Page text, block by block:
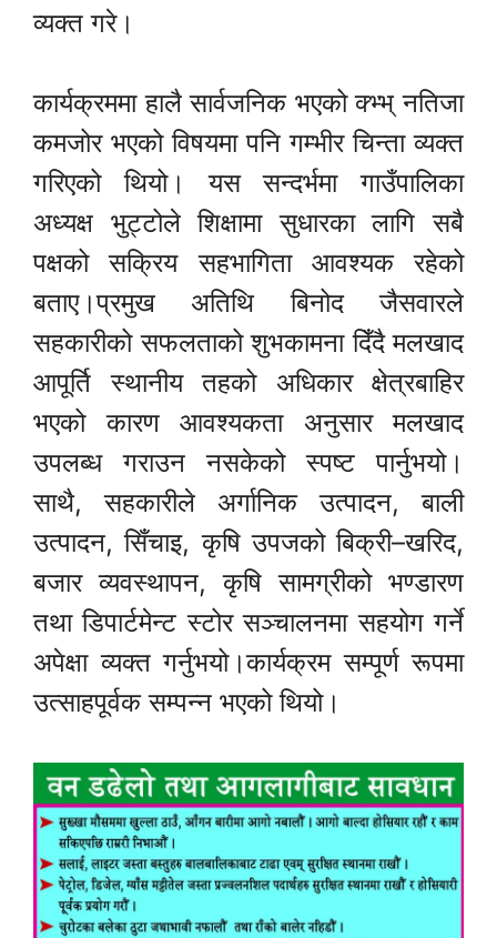
व्यक्त गरे।
कार्यक्रममा हालै सार्वजनिक भएको क्भ्भ् नतिजा
कमजोर भएको विषयमा पनि गम्भीर चिन्ता व्यक्त
गरिएको थियो। यस सन्दर्भमा गाउँपालिका
अध्यक्ष भुट्टोले शिक्षामा सुधारका लागि सबै
पक्षको सक्रिय सहभागिता आवश्यक रहेको
बताए।प्रमुख अतिथि बिनोद जैसवारले
सहकारीको सफलताको शुभकामना दिँदै मलखाद
आपूर्ति स्थानीय तहको अधिकार क्षेत्रबाहिर
भएको कारण आवश्यकता अनुसार मलखाद
उपलब्ध गराउन नसकेको स्पष्ट पार्नुभयो।
साथै, सहकारीले अर्गानिक उत्पादन, बाली
उत्पादन, सिँचाइ, कृषि उपजको बिक्री–खरिद,
बजार व्यवस्थापन, कृषि सामग्रीको भण्डारण
तथा डिपार्टमेन्ट स्टोर सञ्चालनमा सहयोग गर्ने
अपेक्षा व्यक्त गर्नुभयो।कार्यक्रम सम्पूर्ण रूपमा
उत्साहपूर्वक सम्पन्न भएको थियो।